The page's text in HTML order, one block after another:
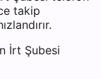
takip
İrt Şubesi